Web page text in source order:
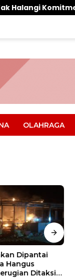
Parimo
OLAHRAGA
Dipantai
Hangus
Ditaksir